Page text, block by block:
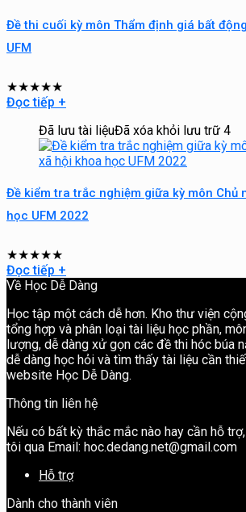
Đề thi cuối kỳ môn Thẩm định giá bất
UFM
★★★★★
Đọc tiếp +
Đã lưu tài liệuĐã xóa khỏi lưu trữ 4
Đề kiểm tra trắc nghiệm giữa kỳ môn Chủ
học UFM 2022
★★★★★
Đọc tiếp +
Về Học Dễ Dàng
Học tập một cách dễ hơn. Kho thư viện
tổng hợp và phân loại tài liệu học phần,
lượng, dễ dàng xử gọn các đề thi hóc búa
dễ dàng học hỏi và tìm thấy tài liệu cần
website Học Dễ Dàng.
Thông tin liên hệ
Nếu có bất kỳ thắc mắc nào hay cần hỗ
tôi qua Email: hoc.dedang.net@gmail.com
Hỗ trợ
Dành cho thành viên